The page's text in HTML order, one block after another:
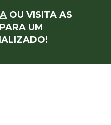
OU VISITA AS
PARA UM